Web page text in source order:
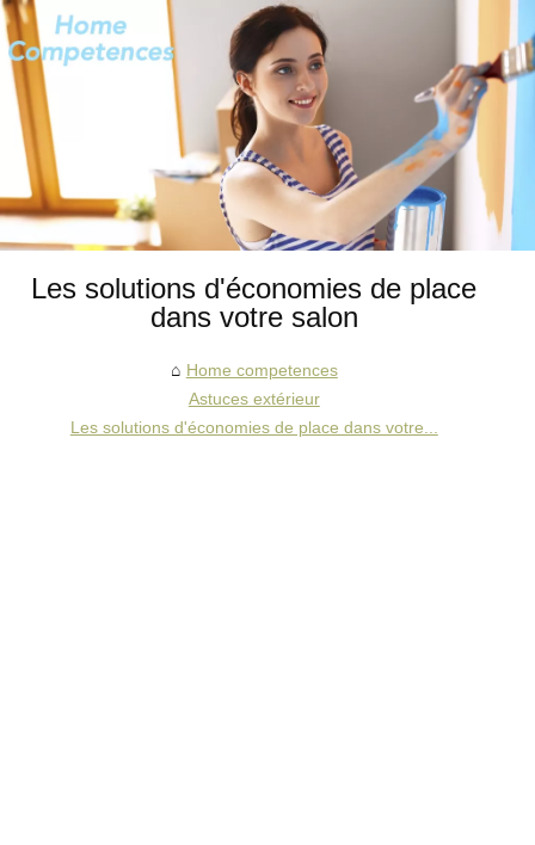
Les solutions d'économies de place
dans votre salon
Home competences
Astuces extérieur
Les solutions d'économies de place dans votre...